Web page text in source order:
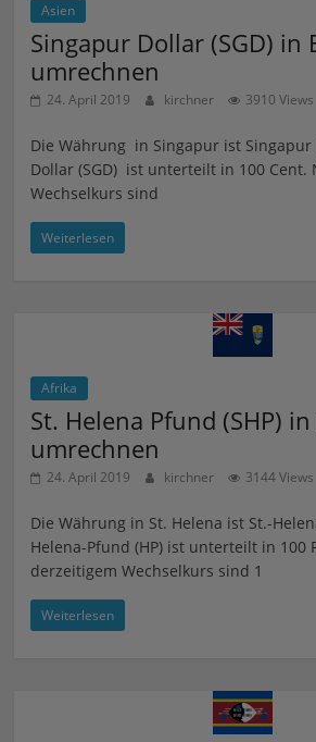
Asien
Singapur Dollar (SGD) in
umrechnen
24. April 2019 kirchner 3910 Views
Die Währung in Singapur ist
Dollar (SGD) ist unterteilt in 100 Cent.
Wechselkurs sind
Weiterlesen
Afrika
St. Helena Pfund (SHP) in
umrechnen
24. April 2019 kirchner 3144 Views
Die Währung in St. Helena ist St.-
Helena-Pfund (HP) ist unterteilt in 100
derzeitigem Wechselkurs sind 1
Weiterlesen